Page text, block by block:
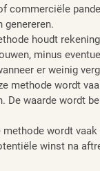
commerciële
genereren.
houdt
minus
er weinig
methode wordt
De waarde wordt
methode wordt
winst na